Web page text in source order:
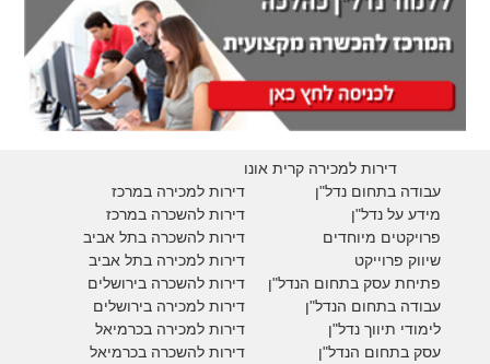
דירות למכירה קרית אונו
דירות למכירה במרכז
דירות להשכרה במרכז
דירות להשכרה בתל אביב
דירות למכירה בתל אביב
דירות להשכרה בירושלים
דירות למכירה בירושלים
דירות למכירה בכרמיאל
דירות להשכרה בכרמיאל
עבודה בתחום נדל"ן
מידע על נדל"ן
פרויקטים מיוחדים
שיווק פרוייקט
פתיחת עסק בתחום הנדל"ן
עבודה בתחום הנדל"ן
לימודי תיווך נדל"ן
עסק בתחום הנדל"ן